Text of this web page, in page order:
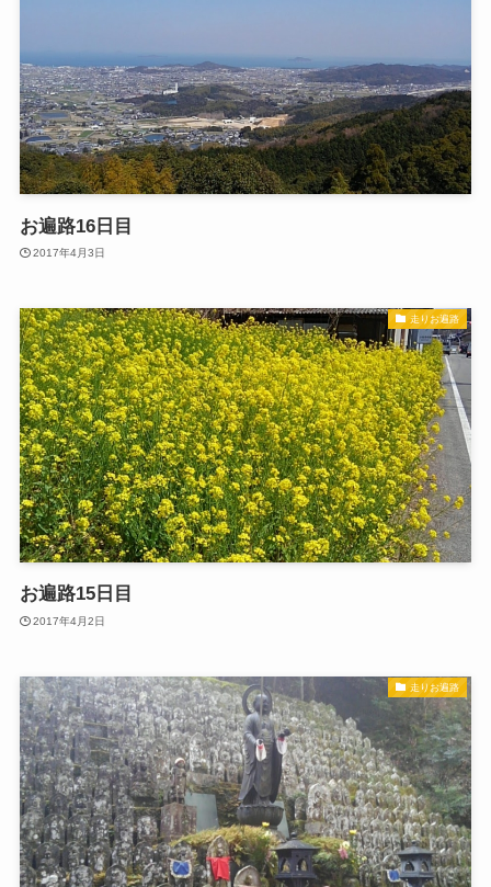
お遍路16日目
2017年4月3日
走りお遍路
お遍路15日目
2017年4月2日
走りお遍路